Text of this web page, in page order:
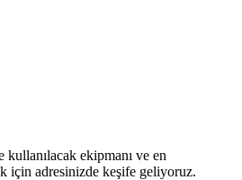
kullanılacak ekipmanı ve en
için adresinizde keşife geliyoruz.